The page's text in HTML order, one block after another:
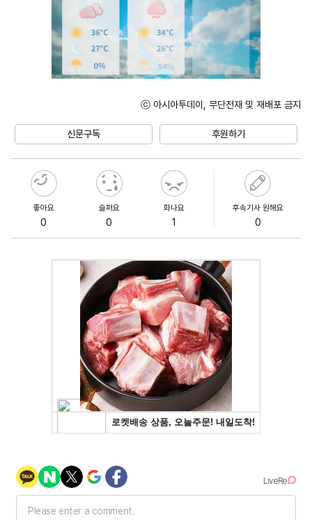
ⓒ 아시아투데이, 무단전재 및 재배포 금지
신문구독 후원하기
좋아요
0
슬퍼요
0
화나요
1
후속기사 원해요
0